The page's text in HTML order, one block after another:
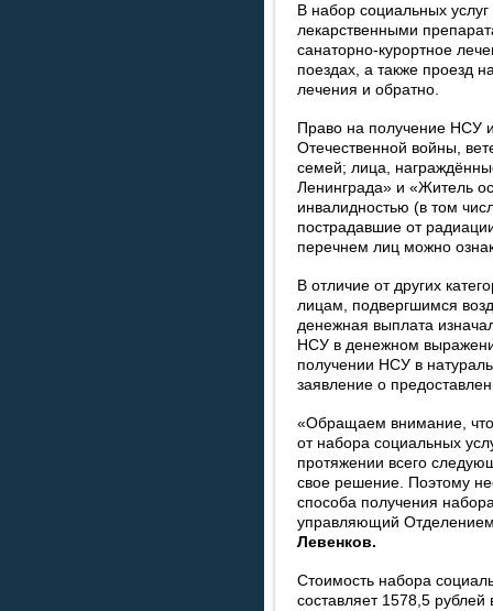
В набор социальных
лекарственными
санаторно-курортное
поездах, а также проезд
лечения и обратно.
Право на получение НСУ
Отечественной войны,
семей; лица,
Ленинграда» и «Житель
инвалидностью (в том
пострадавшие от
перечнем лиц можно
В отличие от других
лицам, подвергшимся
денежная выплата
НСУ в денежном
получении НСУ в
заявление о
«Обращаем внимание, что
от набора социальных
протяжении всего
свое решение. Поэтому
способа получения
управляющий
Левенков.
Стоимость набора
составляет 1578,5